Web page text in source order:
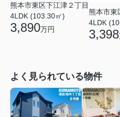
熊本市東区下江津２丁目
4LDK (103.30㎡)
3,890万円
熊本市東
4LDK
3,398
よく見られている物件